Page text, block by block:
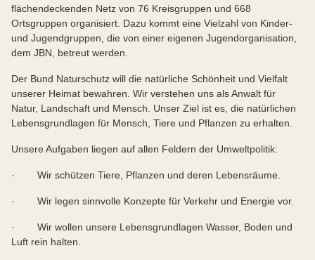
flächendeckenden Netz von 76 Kreisgruppen und 668
Ortsgruppen organisiert. Dazu kommt eine Vielzahl von Kinder-
und Jugendgruppen, die von einer eigenen Jugendorganisation,
dem JBN, betreut werden.
Der Bund Naturschutz will die natürliche Schönheit und Vielfalt
unserer Heimat bewahren. Wir verstehen uns als Anwalt für
Natur, Landschaft und Mensch. Unser Ziel ist es, die natürlichen
Lebensgrundlagen für Mensch, Tiere und Pflanzen zu erhalten.
Unsere Aufgaben liegen auf allen Feldern der Umweltpolitik:
· Wir schützen Tiere, Pflanzen und deren Lebensräume.
· Wir legen sinnvolle Konzepte für Verkehr und Energie vor.
· Wir wollen unsere Lebensgrundlagen Wasser, Boden und
Luft rein halten.